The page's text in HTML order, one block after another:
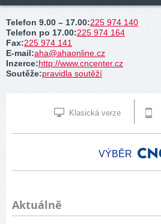
Telefon 9.00 – 17.00:225 974 140
Telefon po 17.00:225 974 164
Fax:225 974 141
E-mail:aha@ahaonline.cz
Inzerce:http://www.cncenter.cz
Soutěže:pravidla soutěží
Klasická verze
VÝBĚR
Aktuálně